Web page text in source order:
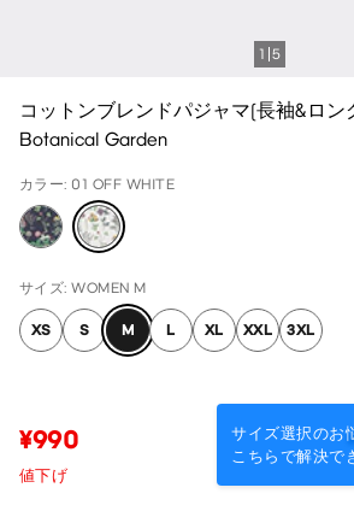
1 5
コットンブレンドパジャマ(長袖&ロン
Botanical Garden
カラー: 01 OFF WHITE
サイズ: WOMEN M
XS S M L XL XXL 3XL
サイズ選択のお
こちらで解決で
¥990
値下げ